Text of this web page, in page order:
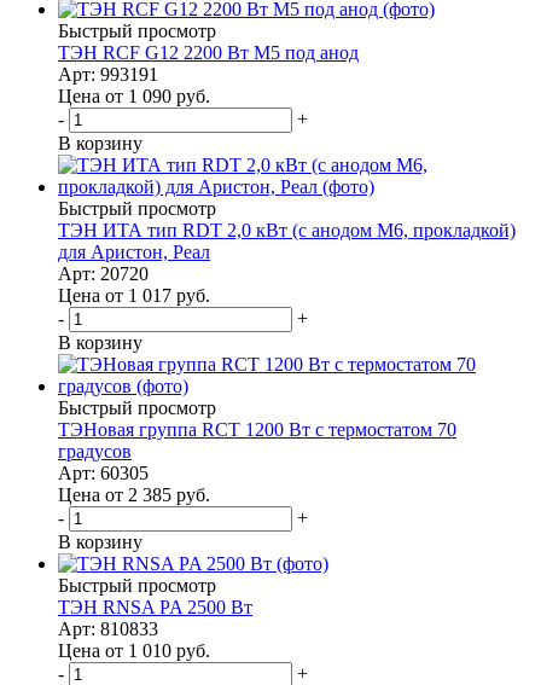
Быстрый просмотр
ТЭН RCF G12 2200 Вт M5 под анод
Арт: 993191
Цена от 1 090 руб.
-
+
В корзину
Быстрый просмотр
ТЭН ИТА тип RDT 2,0 кВт (с анодом М6, прокладкой)
для Аристон, Реал
Арт: 20720
Цена от 1 017 руб.
-
+
В корзину
Быстрый просмотр
ТЭНовая группа RCT 1200 Вт с термостатом 70
градусов
Арт: 60305
Цена от 2 385 руб.
-
+
В корзину
Быстрый просмотр
ТЭН RNSA PA 2500 Вт
Арт: 810833
Цена от 1 010 руб.
-
+